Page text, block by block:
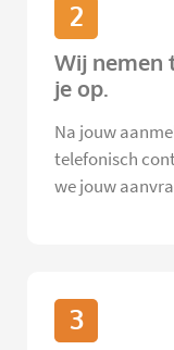
2
Wij nemen
je op.
Na jouw
telefonisch
we jouw
3